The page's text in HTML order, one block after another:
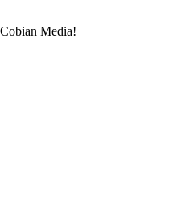
Media!